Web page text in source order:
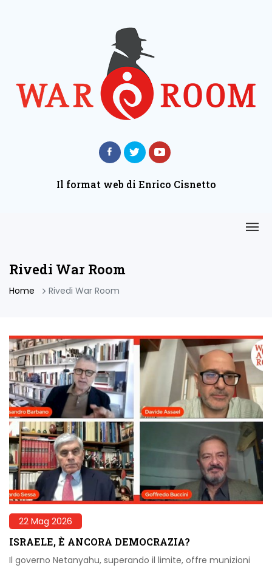
Il format web di Enrico Cisnetto
Rivedi War Room
Home Rivedi War Room
22 Mag 2026
ISRAELE, È ANCORA DEMOCRAZIA?
Il governo Netanyahu, superando il limite, offre munizioni